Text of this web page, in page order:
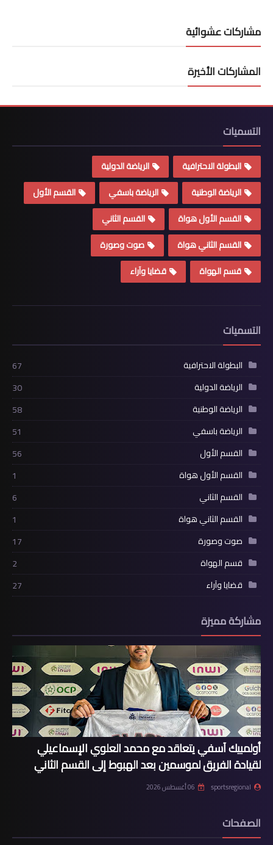
مشاركات عشوائية
المشاركات الأخيرة
التسميات
البطولة الاحترافية
الرياضة الدولية
الرياضة الوطنية
الرياضة باسفي
القسم الأول
القسم الأول هواة
القسم الثاني
القسم الثاني هواة
صوت وصورة
قسم الهواة
قضايا وآراء
التسميات
البطولة الاحترافية
67
الرياضة الدولية
30
الرياضة الوطنية
58
الرياضة باسفي
51
القسم الأول
56
القسم الأول هواة
1
القسم الثاني
6
القسم الثاني هواة
1
صوت وصورة
17
قسم الهواة
2
قضايا وآراء
27
مشاركة مميزة
أولمبيك آسفي يتعاقد مع محمد العلوي الإسماعيلي
لقيادة الفريق لموسمين بعد الهبوط إلى القسم الثاني
sportsregional 06 أغسطس 2026
الصفحات